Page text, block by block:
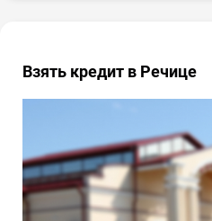
Взять кредит в Речице